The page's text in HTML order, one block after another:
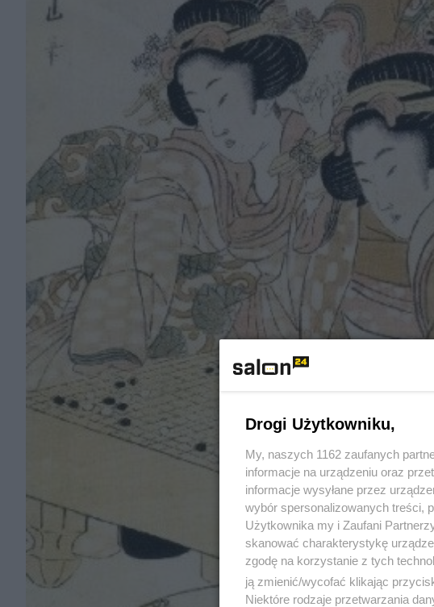
Drogi Użytkowniku,
My, naszych 1162 zaufanych
informacje na urządzeniu oraz
informacje wysyłane przez
wybór spersonalizowanych treści,
Użytkownika my i Zaufani
skanować charakterystykę
zgodę na korzystanie z tych
ją zmienić/wycofać klikając
Niektóre rodzaje przetwarzania